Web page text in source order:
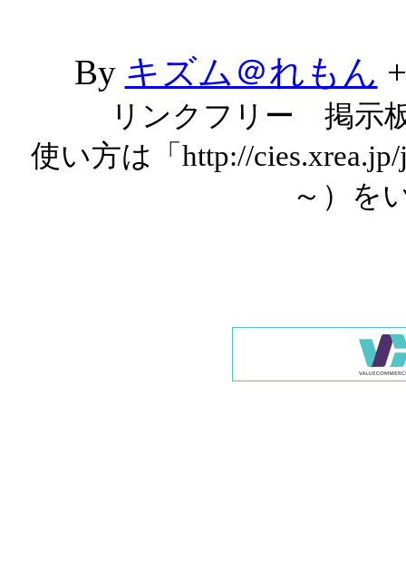
By キズム＠れもん
リンクフリー 掲示
使い方は「http://
～）を